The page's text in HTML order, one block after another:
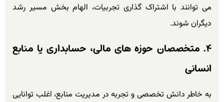
می توانند با اشتراک گذاری تجربیات، الهام بخش مسیر رشد
دیگران شوند.
۴. متخصصان حوزه های مالی، حسابداری یا منابع
انسانی
به خاطر دانش تخصصی و تجربه در مدیریت منابع، اغلب توانایی